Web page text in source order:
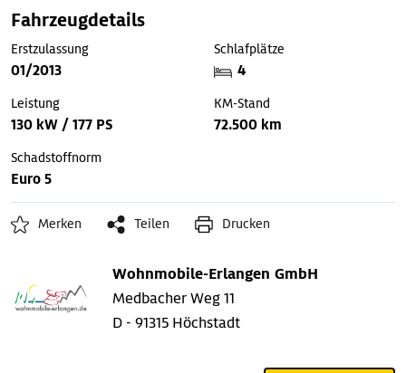
Fahrzeugdetails
Erstzulassung
01/2013
Schlafplätze
4
Leistung
130 kW / 177 PS
KM-Stand
72.500 km
Schadstoffnorm
Euro 5
Merken Teilen Drucken
Wohnmobile-Erlangen GmbH
Medbacher Weg 11
D - 91315 Höchstadt